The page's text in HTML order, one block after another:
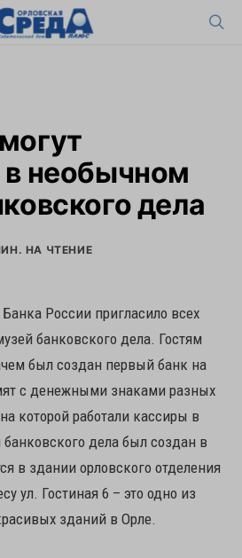
необычном
дела
НА ЧТЕНИЕ
России пригласило всех
банковского дела. Гостям
был создан первый банк на
с денежными знаками разных
которой работали кассиры в
дела был создан в
в здании орловского отделения
ул. Гостиная 6 – это одно из
зданий в Орле.